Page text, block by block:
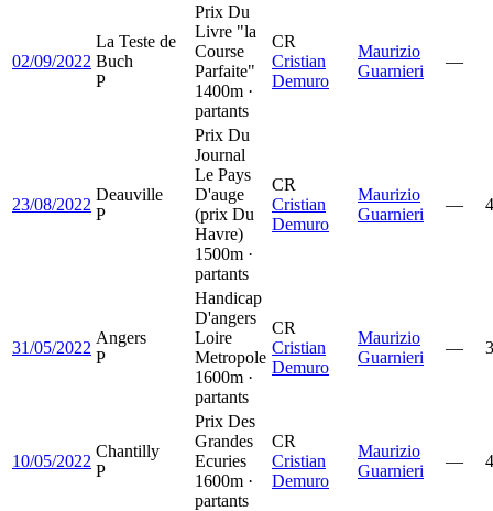
02/09/2022
La Teste de
Buch
P
Prix Du
Livre "la
Course
Parfaite"
1400m ·
partants
CR
Cristian
Demuro
Maurizio
Guarnieri
—
23/08/2022
Deauville
P
Prix Du
Journal
Le Pays
D'auge
(prix Du
Havre)
1500m ·
partants
CR
Cristian
Demuro
Maurizio
Guarnieri
— 4
31/05/2022
Angers
P
Handicap
D'angers
Loire
Metropole
1600m ·
partants
CR
Cristian
Demuro
Maurizio
Guarnieri
— 3
10/05/2022
Chantilly
P
Prix Des
Grandes
Ecuries
1600m ·
partants
CR
Cristian
Demuro
Maurizio
Guarnieri
— 4